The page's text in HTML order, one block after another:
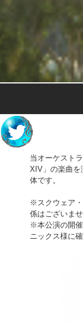
光のオー
Orchestra of Light
当オーケスト
XIV」の楽曲を
体です。
※スクウェア
係はございませ
※本公演の開
ニックス様に